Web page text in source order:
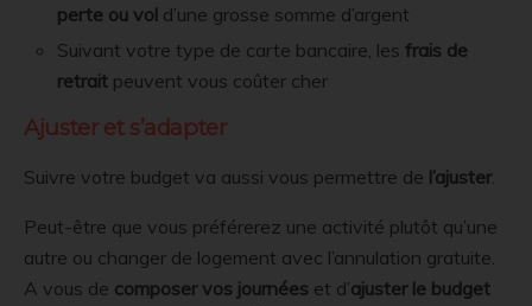
perte ou vol d’une grosse somme d’argent
Suivant votre type de carte bancaire, lesfrais de
retrait peuvent vous coûter cher
Ajuster et s’adapter
Suivre votre budget va aussi vous permettre de l’ajuster.
Peut-être que vous préférerez une activité plutôt qu’une
autre ou changer de logement avec l’annulation gratuite.
A vous de composer vos journées et d’ajuster le budget